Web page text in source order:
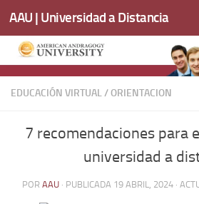
Saltar al contenido
AAU | Universidad a Distancia
EDUCACIÓN VIRTUAL/ORIENTACION
7 recomendaciones para
universidad a
POR AAU · PUBLICADA 19 ABRIL, 2024·